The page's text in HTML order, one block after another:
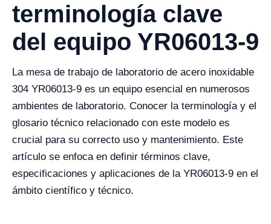
terminología clave
del equipo YR06013-9
La mesa de trabajo de laboratorio de acero inoxidable
304 YR06013-9 es un equipo esencial en numerosos
ambientes de laboratorio. Conocer la terminología y el
glosario técnico relacionado con este modelo es
crucial para su correcto uso y mantenimiento. Este
artículo se enfoca en definir términos clave,
especificaciones y aplicaciones de la YR06013-9 en el
ámbito científico y técnico.